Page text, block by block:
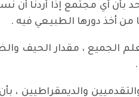
بأن أي مجتمع إذا أردنا
من أخذ دورها الطبيعي فيه .
والديمقراطيين ،